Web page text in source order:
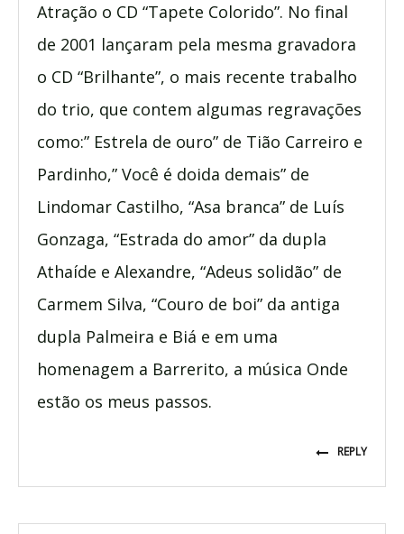
Atração o CD “Tapete Colorido”. No final
de 2001 lançaram pela mesma gravadora
o CD “Brilhante”, o mais recente trabalho
do trio, que contem algumas regravações
como:” Estrela de ouro” de Tião Carreiro e
Pardinho,” Você é doida demais” de
Lindomar Castilho, “Asa branca” de Luís
Gonzaga, “Estrada do amor” da dupla
Athaíde e Alexandre, “Adeus solidão” de
Carmem Silva, “Couro de boi” da antiga
dupla Palmeira e Biá e em uma
homenagem a Barrerito, a música Onde
estão os meus passos.
REPLY